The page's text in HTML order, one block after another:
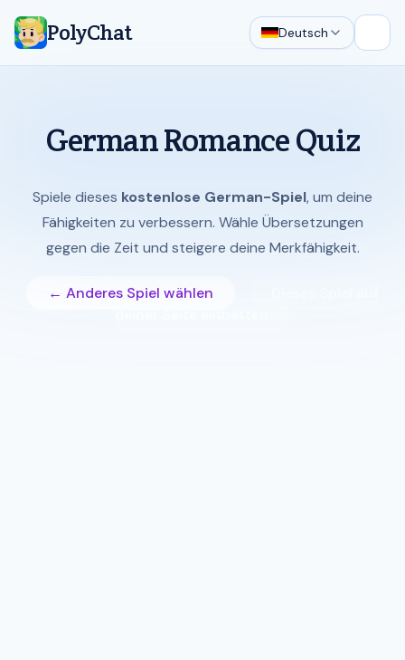
PolyChat Deutsch
German Romance Quiz
Spiele dieses kostenlose German-Spiel, um deine
Fähigkeiten zu verbessern. Wähle Übersetzungen
gegen die Zeit und steigere deine Merkfähigkeit.
← Anderes Spiel wählen